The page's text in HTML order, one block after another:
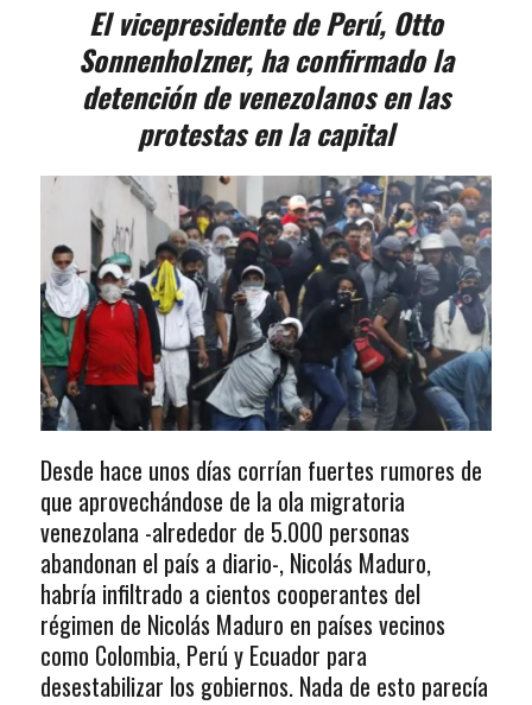
El vicepresidente de Perú, Otto
Sonnenholzner, ha confirmado la
detención de venezolanos en las
protestas en la capital
Desde hace unos días corrían fuertes rumores de
que aprovechándose de la ola migratoria
venezolana -alrededor de 5.000 personas
abandonan el país a diario-, Nicolás Maduro,
habría infiltrado a cientos cooperantes del
régimen de Nicolás Maduro en países vecinos
como Colombia, Perú y Ecuador para
desestabilizar los gobiernos. Nada de esto parecía